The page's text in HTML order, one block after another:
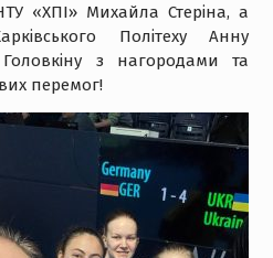
«ХПІ» Михайла Стеріна, а
Політеху Анну
з нагородами та
перемог!